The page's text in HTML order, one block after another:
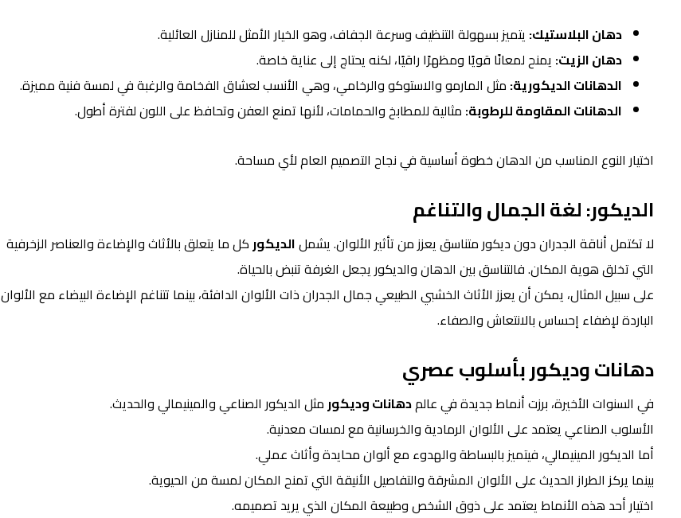
دهان البلاستيك: يتميز بسهولة التنظيف وسرعة الجفاف، وهو الخيار الأمثل للمنازل العائلية.
دهان الزيت: يمنح لمعانًا قويًا ومظهرًا راقيًا، لكنه يحتاج إلى عناية خاصة.
الدهانات الديكورية: مثل المارمو والاستوكو والرخامي، وهي الأنسب لعشاق الفخامة والرغبة في لمسة فنية مميزة.
الدهانات المقاومة للرطوبة: مثالية للمطابخ والحمامات، لأنها تمنع العفن وتحافظ على اللون لفترة أطول.
اختيار النوع المناسب من الدهان خطوة أساسية في نجاح التصميم العام لأي مساحة.
الديكور: لغة الجمال والتناغم
لا تكتمل أناقة الجدران دون ديكور متناسق يعزز من تأثير الألوان. يشملالديكوركل ما يتعلق بالأثاث والإضاءة والعناصر الزخرفية
التي تخلق هوية المكان. فالتناسق بين الدهان والديكور يجعل الغرفة تنبض بالحياة.
على سبيل المثال، يمكن أن يعزز الأثاث الخشبي الطبيعي جمال الجدران ذات الألوان الدافئة، بينما تتناغم الإضاءة البيضاء مع الألوان
الباردة لإضفاء إحساس بالانتعاش والصفاء.
دهانات وديكوربأسلوب عصري
في السنوات الأخيرة، برزت أنماط جديدة في عالمدهانات وديكورمثل الديكور الصناعي والمينيمالي والحديث.
الأسلوب الصناعي يعتمد على الألوان الرمادية والخرسانية مع لمسات معدنية.
أما الديكور المينيمالي، فيتميز بالبساطة والهدوء مع ألوان محايدة وأثاث عملي.
بينما يركز الطراز الحديث على الألوان المشرقة والتفاصيل الأنيقة التي تمنح المكان لمسة من الحيوية.
اختيار أحد هذه الأنماط يعتمد على ذوق الشخص وطبيعة المكان الذي يريد تصميمه.